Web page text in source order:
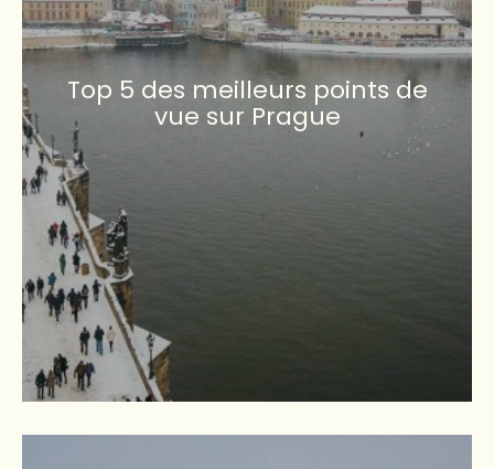
Top 5 des meilleurs points de
vue sur Prague